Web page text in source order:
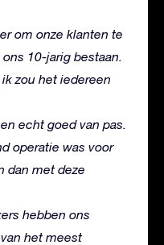
om onze klanten te
10-jarig bestaan.
zou het iedereen
echt goed van pas.
operatie was voor
dan met deze
hebben ons
het meest